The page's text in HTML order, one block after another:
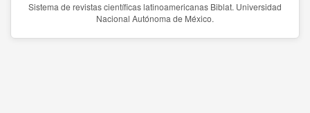
Sistema de revistas científicas latinoamericanas Biblat. Universidad
Nacional Autónoma de México.